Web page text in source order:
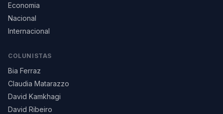
Economia
Nacional
Internacional
COLUNISTAS
Bia Ferraz
Claudia Matarazzo
David Kamkhagi
David Ribeiro